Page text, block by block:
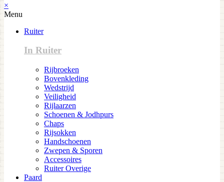
×
Menu
Ruiter
In Ruiter
Rijbroeken
Bovenkleding
Wedstrijd
Veiligheid
Rijlaarzen
Schoenen & Jodhpurs
Chaps
Rijsokken
Handschoenen
Zwepen & Sporen
Accessoires
Ruiter Overige
Paard